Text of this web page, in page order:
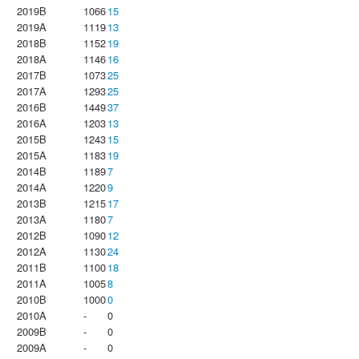
2019B
106615
2019A
111913
2018B
115219
2018A
114616
2017B
107325
2017A
129325
2016B
144937
2016A
120313
2015B
124315
2015A
118319
2014B
11897
2014A
12209
2013B
121517
2013A
11807
2012B
109012
2012A
113024
2011B
110018
2011A
10058
2010B
10000
2010A
-
0
2009B
-
0
2009A
-
0